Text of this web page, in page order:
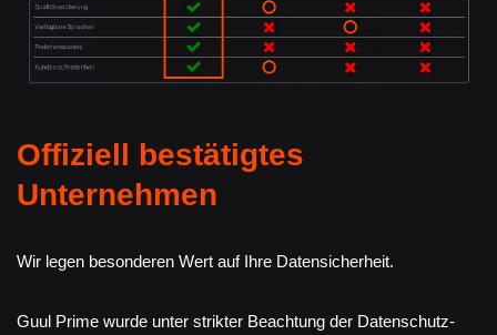
Offiziell bestätigtes
Unternehmen
Wir legen besonderen Wert auf Ihre Datensicherheit.
Guul Prime wurde unter strikter Beachtung der Datenschutz-